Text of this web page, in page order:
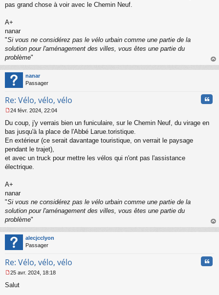
o
u
pas grand chose à voir avec le Chemin Neuf.
A+
nanar
"Si vous ne considérez pas le vélo urbain comme une partie de la
solution pour l'aménagement des villes, vous êtes une partie du
problème"
au
nanar
Passager
Re: Vélo, vélo, vélo
e
s
g
e
n
n
u
24 févr. 2024, 22:04
Du coup, j'y verrais bien un funiculaire, sur le Chemin Neuf, du virage en
bas jusqu'à la place de l'Abbé Larue.toristique.
En extérieur (ce serait davantage touristique, on verrait le paysage
pendant le trajet),
et avec un truck pour mettre les vélos qui n'ont pas l'assistance
électrique.
A+
nanar
"Si vous ne considérez pas le vélo urbain comme une partie de la
solution pour l'aménagement des villes, vous êtes une partie du
problème"
au
alecjcclyon
Passager
Re: Vélo, vélo, vélo
e
25 avr. 2024, 18:18
Salut